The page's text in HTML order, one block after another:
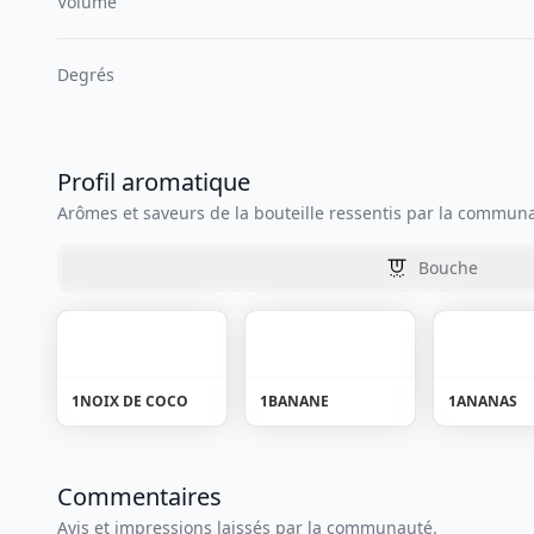
Degrés
Profil aromatique
Arômes et saveurs de la bouteille ressentis par la
Bouche
1NOIX DE COCO 1BANANE 1ANANAS
Commentaires
Avis et impressions laissés par la communauté.